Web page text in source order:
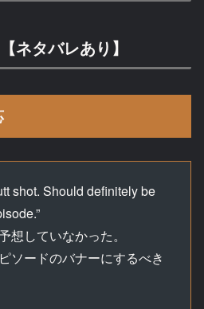
ネタバレあり】
shot. Should definitely be
想していなかった。
ソードのバナーにするべき